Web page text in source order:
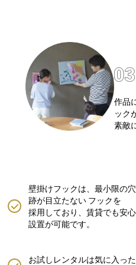
作品
ック
素敵
壁掛けフックは、最小限の
跡が目立たない フックを
採用しており、賃貸でも安
設置が可能です。
お試しレンタルは気に入った